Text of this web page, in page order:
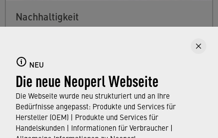
NEU
Die neue Neoperl Webseite
Die Webseite wurde neu strukturiert und an Ihre
Bedürfnisse angepasst: Produkte und Services für
Hersteller (OEM) | Produkte und Services für
Handelskunden | Informationen für Verbraucher |
Nachhaltigkeit
der Entwicklung effizienter Technologien und
ressourcenschonender Produktionsverfahren
bis hin zum Einsatz unserer Wassersparer in
Armaturen auf der ganzen Welt reicht.
ERFAHREN SIE MEHR